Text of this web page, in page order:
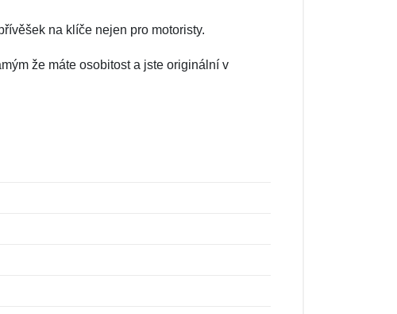
na klíče nejen pro motoristy.
že máte osobitost a jste originální v